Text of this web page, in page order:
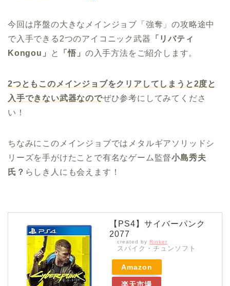
今回は序盤の大きなメインジョブ「強奪」の攻略途中
で入手できる2つのアイコニック武器 「リバティ
Kongou」
と 「悟」 の入手方法をご紹介します。
2つともこのメインジョブをクリアしてしまうと2度と
入手できない武器なのでぜひ参考にしてみてくださ
い！
ちなみにこのメインジョブではメタルギアソリッドシ
リーズを手がけたことで有名なゲーム監督小島秀夫
氏？ らしき人にも会えます！
【PS4】サイバーパンク
2077
created by Rinker
スパイク・チュンソフト
Amazon